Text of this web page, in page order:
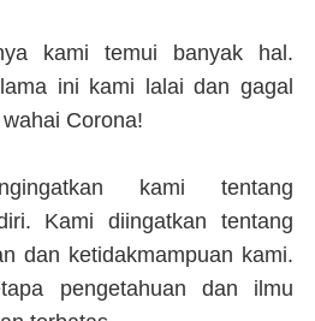
kami temui banyak hal.
ini kami lalai dan gagal
Corona!
kami tentang
Kami diingatkan tentang
dan ketidakmampuan kami.
pengetahuan dan ilmu